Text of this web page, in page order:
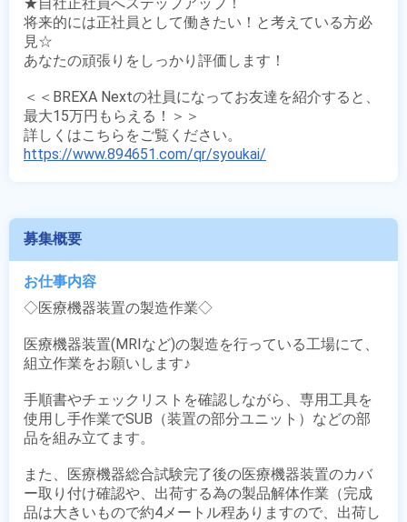
将来的には正社員として働きたい！と考えている方必
見☆
あなたの頑張りをしっかり評価します！
＜＜BREXA Nextの社員になってお友達を紹介すると、
最大15万円もらえる！＞＞
https://www.894651.com/qr/syoukai/
募集概要
お仕事内容
◇医療機器装置の製造作業◇
医療機器装置(MRIなど)の製造を行っている工場にて、
組立作業をお願いします♪
手順書やチェックリストを確認しながら、専用工具を
使用し手作業でSUB（装置の部分ユニット）などの部
品を組み立てます。
また、医療機器総合試験完了後の医療機器装置のカバ
ー取り付け確認や、出荷する為の製品解体作業（完成
品は大きいもので約4メートル程ありますので、出荷し